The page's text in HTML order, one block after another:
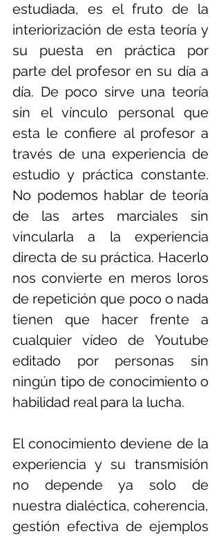
estudiada, es el fruto de la
interiorización de esta teoría y
su puesta en práctica por
parte del profesor en su día a
día. De poco sirve una teoría
sin el vínculo personal que
esta le confiere al profesor a
través de una experiencia de
estudio y práctica constante.
No podemos hablar de teoría
de las artes marciales sin
vincularla a la experiencia
directa de su práctica. Hacerlo
nos convierte en meros loros
de repetición que poco o nada
tienen que hacer frente a
cualquier vídeo de Youtube
editado por personas sin
ningún tipo de conocimiento o
habilidad real para la lucha.
El conocimiento deviene de la
experiencia y su transmisión
no depende ya solo de
nuestra dialéctica, coherencia,
gestión efectiva de ejemplos